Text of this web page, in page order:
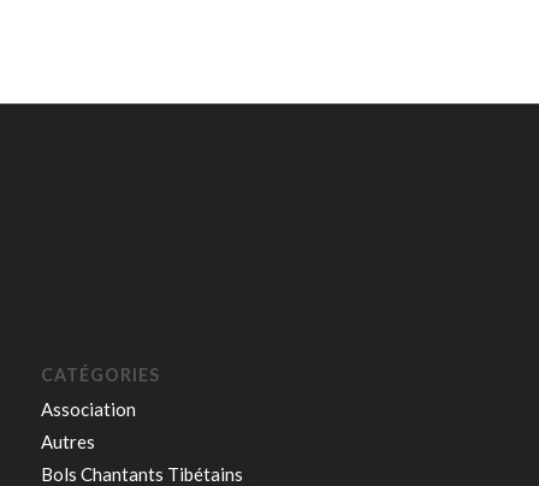
CATÉGORIES
Association
Autres
Bols Chantants Tibétains